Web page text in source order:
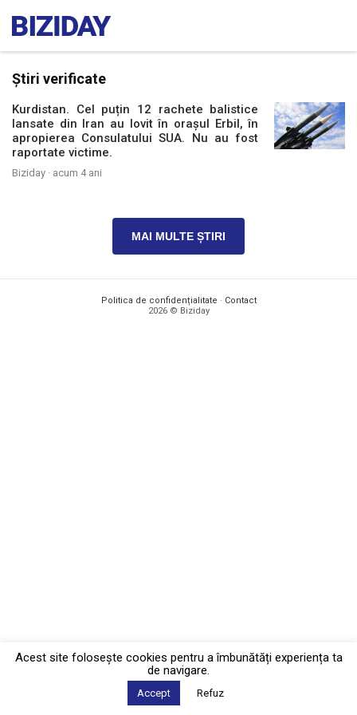
Știri verificate
Kurdistan. Cel puțin 12 rachete balistice
lansate din Iran au lovit în orașul Erbil, în
apropierea Consulatului SUA. Nu au fost
raportate victime.
Biziday · acum 4 ani
MAI MULTE ȘTIRI
Politica de confidențialitate · Contact
2026 © Biziday
Acest site foloseşte cookies pentru a îmbunătăți experiența ta
de navigare.
Accept Refuz